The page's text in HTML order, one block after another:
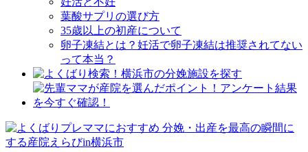
葉酸サプリの選び方
35歳以上の初産について
卵子凍結とは？妊活で卵子凍結は推奨されてない
って本当？